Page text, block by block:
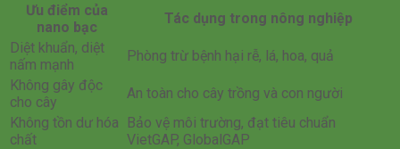
Ưu điểm của
nano bạc
Tác dụng trong nông nghiệp
Diệt khuẩn, diệt
nấm mạnh
Phòng trừ bệnh hại rễ, lá, hoa, quả
Không gây độc
cho cây
An toàn cho cây trồng và con người
Không tồn dư hóa
chất
Bảo vệ môi trường, đạt tiêu chuẩn
VietGAP, GlobalGAP